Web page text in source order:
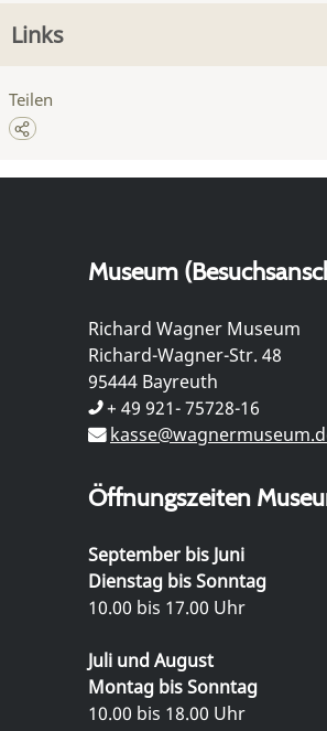
Links
Teilen
Museum
Richard Wagner Museum
Richard-Wagner-Str. 48
95444 Bayreuth
+ 49 921- 75728-16
Öffnungszeiten
September bis Juni
Dienstag bis Sonntag
10.00 bis 17.00 Uhr
Juli und August
Montag bis Sonntag
10.00 bis 18.00 Uhr